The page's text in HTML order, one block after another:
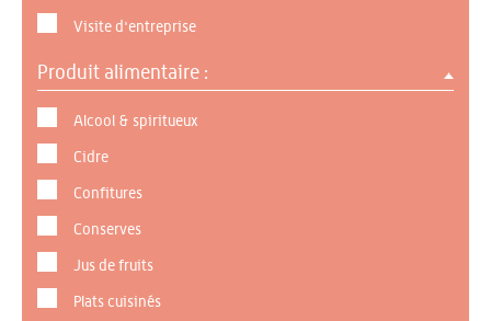
Visite d'entreprise
Produit alimentaire :
Alcool & spiritueux
Cidre
Confitures
Conserves
Jus de fruits
Plats cuisinés